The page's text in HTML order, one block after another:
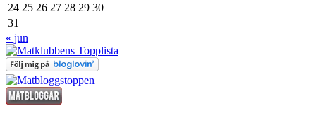
24 25 26 27 28 29 30
31
« jun